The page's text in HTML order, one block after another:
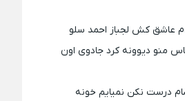
عاشق کش لجباز احمد سلو
منو دیوونه کرد جادوی اون
درست نکن نمیایم خونه